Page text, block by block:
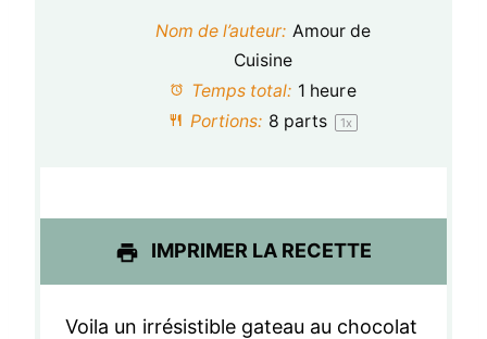
t
i
s
t
s
t
o
i
s
t
i
s
t
i
Nom de l’auteur: Amour de
Cuisine
Temps total: 1 heure
Portions: 8 parts 1x
IMPRIMER LA RECETTE
Voila un irrésistible gateau au chocolat